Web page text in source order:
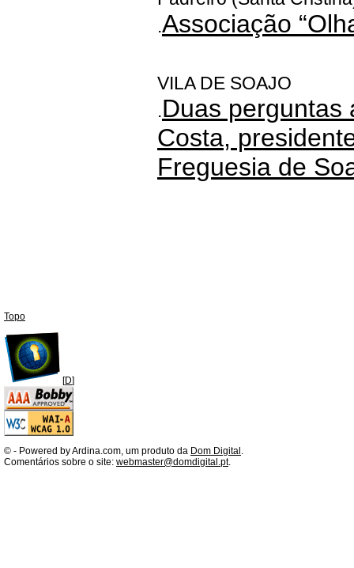
.Associação
VILA DE SOAJO
.Duas perguntas
Costa,
Freguesia de
Topo
[D]
© - Powered by Ardina.com, um produto da Dom Digital .
Comentários sobre o site: webmaster@domdigital.pt.